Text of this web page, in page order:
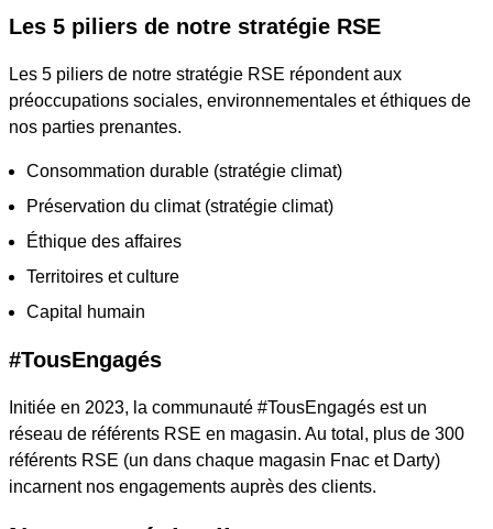
Les 5 piliers de notre stratégie RSE
Les 5 piliers de notre stratégie RSE répondent aux
préoccupations sociales, environnementales et éthiques de
nos parties prenantes.
Consommation durable (stratégie climat)
Préservation du climat (stratégie climat)
Éthique des affaires
Territoires et culture
Capital humain
#TousEngagés
Initiée en 2023, la communauté #TousEngagés est un
réseau de référents RSE en magasin. Au total, plus de 300
référents RSE (un dans chaque magasin Fnac et Darty)
incarnent nos engagements auprès des clients.